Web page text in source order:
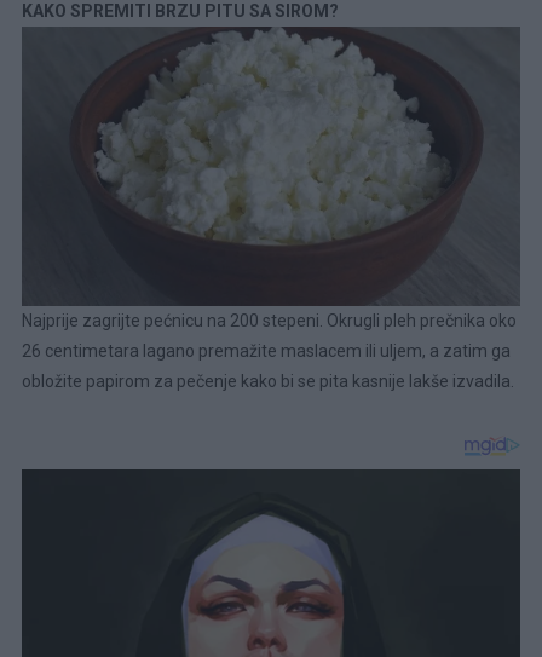
KAKO SPREMITI BRZU PITU SA SIROM?
Najprije zagrijte pećnicu na 200 stepeni. Okrugli pleh prečnika oko
26 centimetara lagano premažite maslacem ili uljem, a zatim ga
obložite papirom za pečenje kako bi se pita kasnije lakše izvadila.